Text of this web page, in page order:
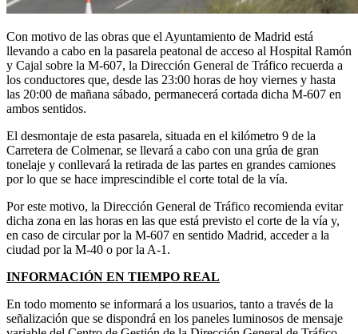
Con motivo de las obras que el Ayuntamiento de Madrid está
llevando a cabo en la pasarela peatonal de acceso al Hospital Ramón
y Cajal sobre la M-607, la Dirección General de Tráfico recuerda a
los conductores que, desde las 23:00 horas de hoy viernes y hasta
las 20:00 de mañana sábado, permanecerá cortada dicha M-607 en
ambos sentidos.
El desmontaje de esta pasarela, situada en el kilómetro 9 de la
Carretera de Colmenar, se llevará a cabo con una grúa de gran
tonelaje y conllevará la retirada de las partes en grandes camiones
por lo que se hace imprescindible el corte total de la vía.
Por este motivo, la Dirección General de Tráfico recomienda evitar
dicha zona en las horas en las que está previsto el corte de la vía y,
en caso de circular por la M-607 en sentido Madrid, acceder a la
ciudad por la M-40 o por la A-1.
INFORMACIÓN EN TIEMPO REAL
En todo momento se informará a los usuarios, tanto a través de la
señalización que se dispondrá en los paneles luminosos de mensaje